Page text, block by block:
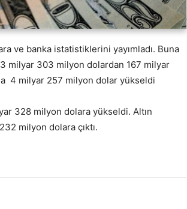
ve banka istatistiklerini yayımladı. Buna
milyar 303 milyon dolardan 167 milyar
4 milyar 257 milyon dolar yükseldi
328 milyon dolara yükseldi. Altın
milyon dolara çıktı.